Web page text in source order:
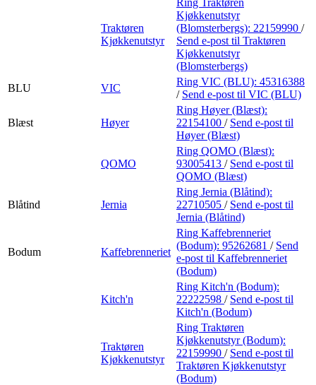
Traktøren
Kjøkkenutstyr
Kjøkkenutstyr
(Blomsterbergs): 22159990 /
Send e-post til Traktøren
Kjøkkenutstyr
(Blomsterbergs)
BLU
VIC
Ring VIC (BLU): 45316388
/ Send e-post til VIC (BLU)
Blæst Høyer
Ring Høyer (Blæst):
22154100 / Send e-post til
Høyer (Blæst)
QOMO
Ring QOMO (Blæst):
93005413 / Send e-post til
QOMO (Blæst)
Blåtind Jernia
Ring Jernia (Blåtind):
22710505 / Send e-post til
Jernia (Blåtind)
Bodum Kaffebrenneriet
Ring Kaffebrenneriet
(Bodum): 95262681 / Send
e-post til Kaffebrenneriet
(Bodum)
Kitch'n
Ring Kitch'n (Bodum):
22222598 / Send e-post til
Kitch'n (Bodum)
Traktøren
Kjøkkenutstyr
Ring Traktøren
Kjøkkenutstyr (Bodum):
22159990 / Send e-post til
Traktøren Kjøkkenutstyr
(Bodum)